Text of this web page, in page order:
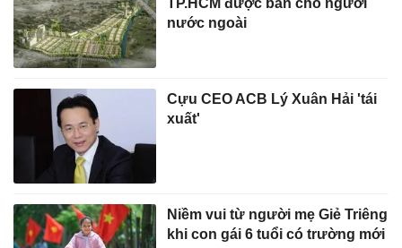
nước ngoài
Cựu CEO ACB Lý Xuân Hải 'tái
xuất'
Niềm vui từ người mẹ Giẻ Triêng
khi con gái 6 tuổi có trường mới